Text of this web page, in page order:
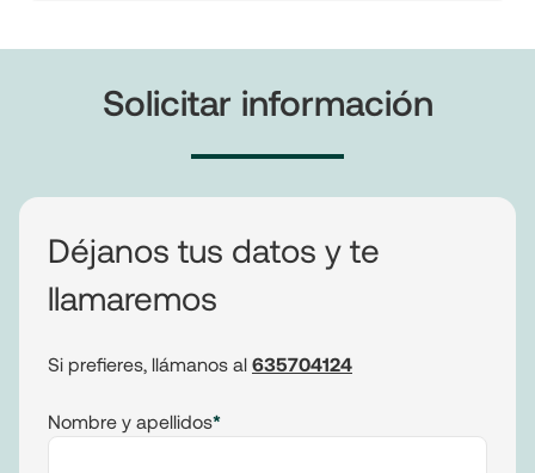
Solicitar información
Déjanos tus datos y te
llamaremos
Si prefieres, llámanos al 635704124
Nombre y apellidos*